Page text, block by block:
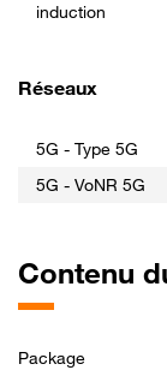
induction
Réseaux
5G - Type 5G
5G - VoNR 5G
Contenu
Package